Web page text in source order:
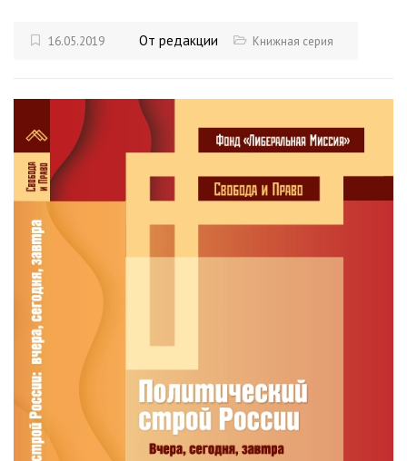
16.05.2019 От редакции Книжная серия